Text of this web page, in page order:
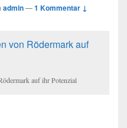
admin—1 Kommentar ↓
auf ihr Potenzial